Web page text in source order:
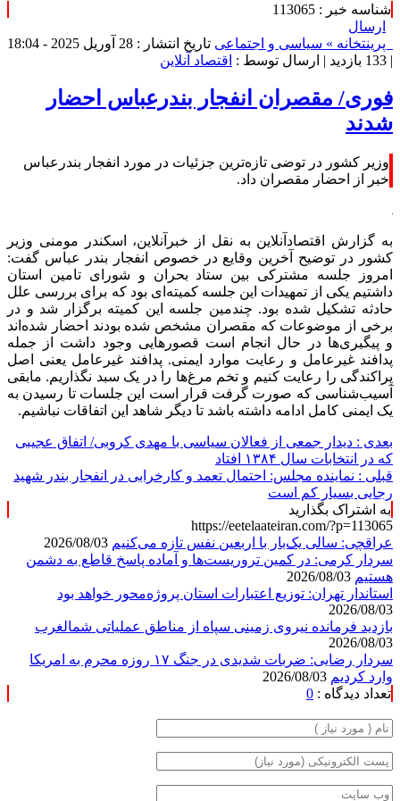
شناسه خبر : 113065
ارسال
پرینتخانه » سیاسی و اجتماعی
تاریخ انتشار : 28 آوریل 2025 - 18:04
| 133 بازدید | ارسال توسط : اقتصاد آنلاین
فوری/ مقصران انفجار بندرعباس احضار
شدند
وزیر کشور در توضی تازه‌ترین جزئیات در مورد انفجار بندرعباس
خبر از احضار مقصران داد.
به گزارش اقتصادآنلاین به نقل از خبرآنلاین، اسکندر مومنی وزیر
کشور در توضیح آخرین وقایع در خصوص انفجار بندر عباس گفت:
امروز جلسه مشترکی بین ستاد بحران و شورای تامین استان
داشتیم یکی از تمهیدات این جلسه کمیته‌ای بود که برای بررسی علل
حادثه تشکیل شده بود. چندمین جلسه این کمیته برگزار شد و در
برخی از موضوعات که مقصران مشخص شده بودند احضار شده‌اند
و پیگیری‌ها در حال انجام است قصور‌هایی وجود داشت از جمله
پدافند غیرعامل و رعایت موارد ایمنی. پدافند غیرعامل یعنی اصل
پراکندگی را رعایت کنیم و تخم مرغ‌ها را در یک سبد نگذاریم. مابقی
آسیب‌شناسی که صورت گرفت قرار است این جلسات تا رسیدن به
یک ایمنی کامل ادامه داشته باشد تا دیگر شاهد این اتفاقات نباشیم.
بعدی : دیدار جمعی از فعالان سیاسی با مهدی کروبی/ اتفاق عجیبی
که در انتخابات سال ۱۳۸۴ افتاد
قبلی : نماینده مجلس: احتمال تعمد و کارخرابی در انفجار بندر شهید
رجایی بسیار کم است
به اشتراک بگذارید
https://eetelaateiran.com/?p=113065
عراقچی: سالی یک‌بار با اربعین نفس تازه می‌کنیم
سردار کرمی: در کمین تروریست‌ها و آماده پاسخ قاطع به دشمن
هستیم
استاندار تهران: توزیع اعتبارات استان پروژه‌محور خواهد بود
2026/08/03
بازدید فرمانده نیروی زمینی سپاه از مناطق عملیاتی شمالغرب
2026/08/03
سردار رضایی: ضربات شدیدی در جنگ ۱۷ روزه محرم به امریکا
وارد کردیم
تعداد دیدگاه : 0